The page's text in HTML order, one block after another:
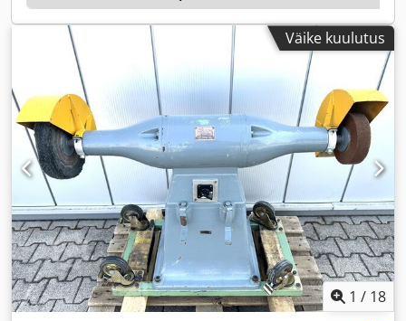
Väike kuulutus
1 / 18